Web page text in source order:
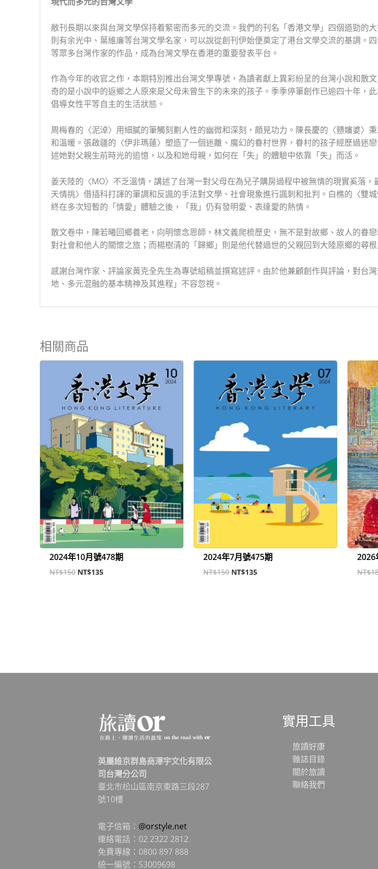
敝刊長期以來與台灣文學保持着緊密而多元的交流。我們的刊名「香港文學」四個遒勁的
則有余光中、葉維廉等台灣文學名家，可以說從創刊伊始便奠定了港台文學交流的基調。
等眾多台灣作家的作品，成為台灣文學在香港的重要發表平台。
作為今年的收官之作，本期特別推出台灣文學專號，為讀者獻上異彩紛呈的台灣小說和散
奇的是小說中的返鄉之人原來是父母未曾生下的未來的孩子。季季停筆創作已逾四十年，
倡導女性平等自主的生活狀態。
周梅春的〈泥淖〉用細膩的筆觸刻劃人性的幽微和深刻，頗見功力。陳長慶的〈戇嬸婆〉
和溫暖。張啟疆的〈伊非瑪蓮〉塑造了一個迷離、魔幻的眷村世界，眷村的孩子經歷過迷
述她對父親生前時光的追憶，以及和她母親，如何在「失」的體驗中依靠「失」而活。
姜天陸的〈MO〉不乏溫情，講述了台灣一對父母在為兒子購房過程中被無情的現實奚落
天情挑〉借插科打諢的筆調和反諷的手法對文學、社會現象進行諷刺和批判。白樵的〈雙
終在多次短暫的「情愛」體驗之後，「我」仍有發明愛、表達愛的熱情。
散文卷中，陳若曦回鄉養老，向明懷念恩師，林文義爬梳歷史，無不是對故鄉、故人的眷
對社會和他人的關懷之旅；而楊樹清的「歸鄉」則是他代替過世的父親回到大陸原鄉的尋
感謝台灣作家、評論家黃克全先生為專號組稿並撰寫述評。由於他兼顧創作與評論，對台
地、多元混融的基本精神及其進程」不容忽視。
相關商品
2024年10月號478期
NT$150
始
價
格：
NT$150。
NT$135
前
價
格：
NT$135。
2024年7月號475期
NT$150
始
價
格：
NT$150。
NT$135
前
價
格：
NT$135。
2026
NT$
英屬維京群島商澤宇文化有限公
司台灣分公司
臺北市松山區南京東路三段287
號10樓
電子信箱： @orstyle.net
連絡電話：02 2322 2812
免費專線：0800 897 888
統一編號：53009698
實用工具
旅讀好康
雜誌目錄
關於旅讀
聯絡我們